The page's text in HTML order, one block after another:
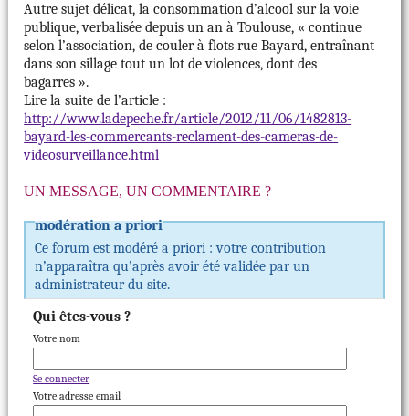
Autre sujet délicat, la consommation d’alcool sur la voie
publique, verbalisée depuis un an à Toulouse, « continue
selon l’association, de couler à flots rue Bayard, entraînant
dans son sillage tout un lot de violences, dont des
bagarres ».
Lire la suite de l’article :
http://www.ladepeche.fr/article/2012/11/06/1482813-
bayard-les-commercants-reclament-des-cameras-de-
videosurveillance.html
UN MESSAGE, UN COMMENTAIRE ?
modération a priori
Ce forum est modéré a priori : votre contribution
n’apparaîtra qu’après avoir été validée par un
administrateur du site.
Qui êtes-vous ?
Votre nom
Se connecter
Votre adresse email